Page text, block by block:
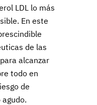
LDL lo más
En este
de las
alcanzar
todo en
de